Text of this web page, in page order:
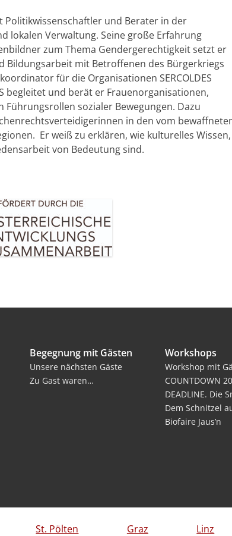
Politikwissenschaftler und Berater in der
lokalen Verwaltung. Seine große Erfahrung
zum Thema Gendergerechtigkeit setzt er
Bildungsarbeit mit Betroffenen des Bürgerkriegs
für die Organisationen SERCOLDES
begleitet und berät er Frauenorganisationen,
Führungsrollen sozialer Bewegungen. Dazu
in den vom
Er weiß zu erklären, wie kulturelles
von Bedeutung sind.
Begegnung mit Gästen
Unsere nächsten Gäste
Zu Gast waren…
Workshops
Workshop mit
COUNTDOWN
DEADLINE. Die
Dem Schnitzel
Biofaire Jaus’n
St. Pölten Graz Linz